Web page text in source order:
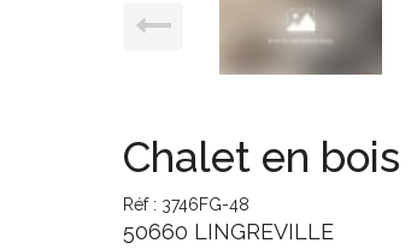
Chalet en
Réf : 3746FG-48
50660 LINGREVILLE